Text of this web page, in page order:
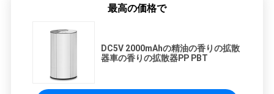
最高の価格で
DC5V 2000mAhの精油の香りの拡散
器車の香りの拡散器PP PBT